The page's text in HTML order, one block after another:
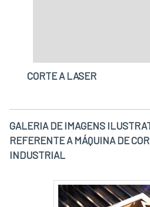
CORTE A LASER
GALERIA DE IMAGENS
REFERENTE A MÁQUINA DE
INDUSTRIAL